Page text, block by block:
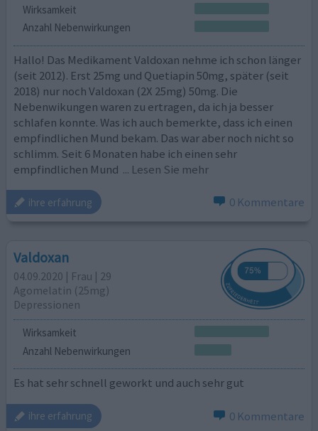
Wirksamkeit
Anzahl Nebenwirkungen
Hallo! Das Medikament Valdoxan nehme ich schon länger
(seit 2012). Erst 25mg und Quetiapin 50mg, später (seit
2018) nur noch Valdoxan (2X 25mg) 50mg. Die
Nebenwikungen waren zu ertragen, da ich ja besser
schlafen konnte. Was ich auch bemerkte, dass ich einen
empfindlichen Mund bekam. Das war aber noch nicht so
schlimm. Seit 6 Monaten habe ich einen sehr
empfindlichen Mund ... Lesen Sie mehr
ihre erfahrung 0 Kommentare
Valdoxan
04.09.2020 | Frau | 29
Agomelatin (25mg)
Depressionen
Wirksamkeit
Anzahl Nebenwirkungen
Es hat sehr schnell geworkt und auch sehr gut
ihre erfahrung 0 Kommentare